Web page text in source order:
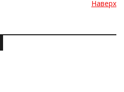
Наверх